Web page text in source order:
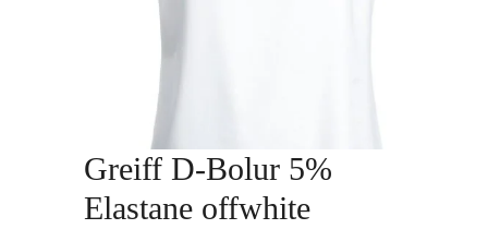
Greiff D-Bolur 5%
Elastane offwhite